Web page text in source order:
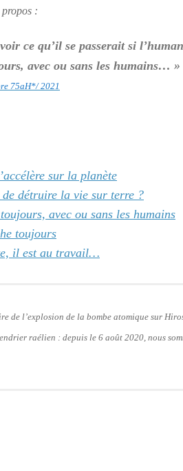
:
ce qu’il se passerait si
avec ou sans les humains… »
75aH*/ 2021
sur la planète
de détruire la vie sur terre ?
avec ou sans les humains
toujours
il est au travail…
de l’explosion de la bombe atomique sur
raélien : depuis le 6 août 2020, nous